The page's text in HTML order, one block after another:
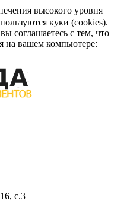
высокого уровня
куки (cookies).
соглашаетесь с тем, что
на вашем компьютере:
с.3